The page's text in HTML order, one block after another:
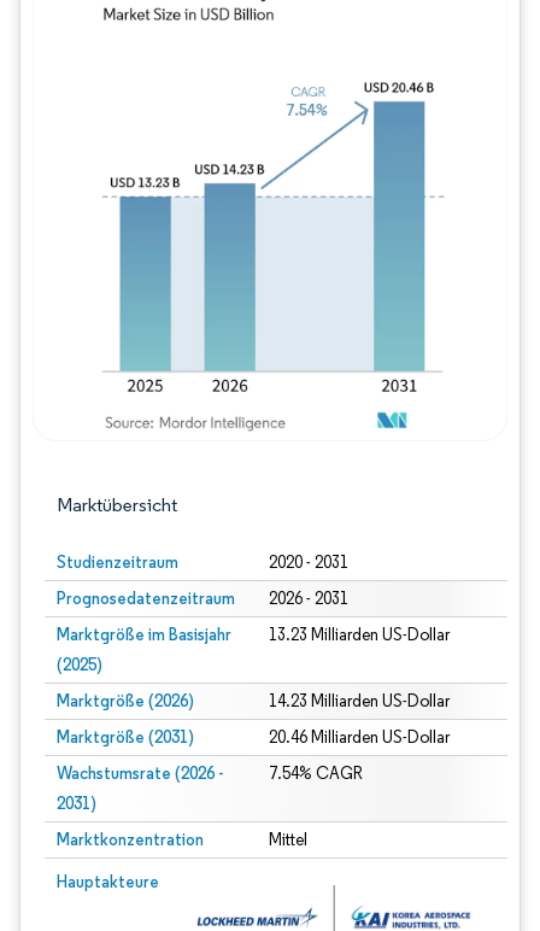
Marktübersicht
Studienzeitraum 2020 - 2031
Prognosedatenzeitraum 2026 - 2031
Marktgröße im Basisjahr
(2025)
13.23 Milliarden US-Dollar
Marktgröße (2026) 14.23 Milliarden US-Dollar
Marktgröße (2031) 20.46 Milliarden US-Dollar
Wachstumsrate (2026 -
2031)
7.54% CAGR
Marktkonzentration Mittel
Hauptakteure
Bild © Mordor Intelligence. Wiederverwendung erfordert Namensnennung